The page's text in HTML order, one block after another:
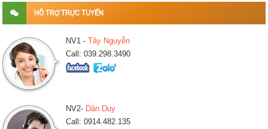
HỖ TRỢ TRỰC TUYẾN
NV1 - Tây Nguyễn
Call: 039.298.3490
NV2- Dân Duy
Call: 0914.482.135